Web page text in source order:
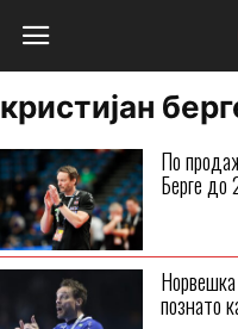
кристијан
По
Берге до
познато